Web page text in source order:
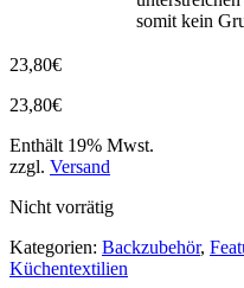
somit kein
23,80€
23,80€
Enthält 19% Mwst.
zzgl. Versand
Nicht vorrätig
Kategorien: Backzubehör,
Küchentextilien